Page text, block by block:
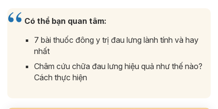
Có thể bạn quan tâm:
7 bài thuốc đông y trị đau lưng lành tính và hay
nhất
Châm cứu chữa đau lưng hiệu quả như thế nào?
Cách thực hiện